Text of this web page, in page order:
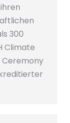
300
Climate
Ceremony